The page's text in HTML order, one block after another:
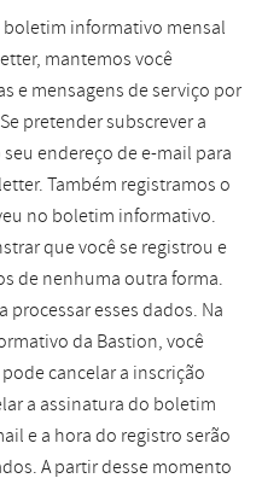
boletim informativo mensal
mantemos você
e mensagens de serviço por
pretender subscrever a
endereço de e-mail para
Também registramos o
no boletim informativo.
que você se registrou e
de nenhuma outra forma.
processar esses dados. Na
da Bastion, você
cancelar a inscrição
a assinatura do boletim
e a hora do registro serão
A partir desse momento